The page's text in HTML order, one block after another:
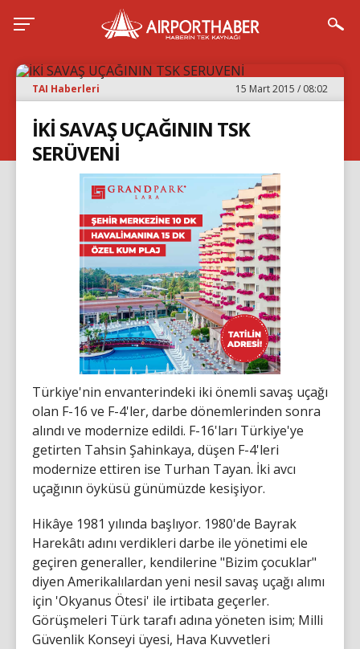
TAI Haberleri 15 Mart 2015 / 08:02
İKİ SAVAŞ UÇAĞININ TSK
SERÜVENİ
Türkiye'nin envanterindeki iki önemli savaş uçağı
olan F-16 ve F-4'ler, darbe dönemlerinden sonra
alındı ve modernize edildi. F-16'ları Türkiye'ye
getirten Tahsin Şahinkaya, düşen F-4'leri
modernize ettiren ise Turhan Tayan. İki avcı
uçağının öyküsü günümüzde kesişiyor.
Hikâye 1981 yılında başlıyor. 1980'de Bayrak
Harekâtı adını verdikleri darbe ile yönetimi ele
geçiren generaller, kendilerine "Bizim çocuklar"
diyen Amerikalılardan yeni nesil savaş uçağı alımı
için 'Okyanus Ötesi' ile irtibata geçerler.
Görüşmeleri Türk tarafı adına yöneten isim; Milli
Güvenlik Konseyi üyesi, Hava Kuvvetleri